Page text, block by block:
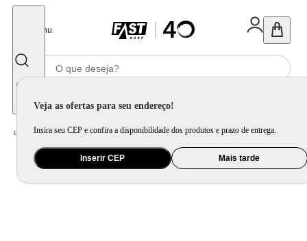
Menu
Veja as ofertas para seu endereço!
Insira seu CEP e confira a disponibilidade dos produtos e prazo de entrega.
Inserir CEP Mais tarde
Home Móveis e Decoração / Móveis para Sala de Jantar / Cadeira para Mesa de Jantar